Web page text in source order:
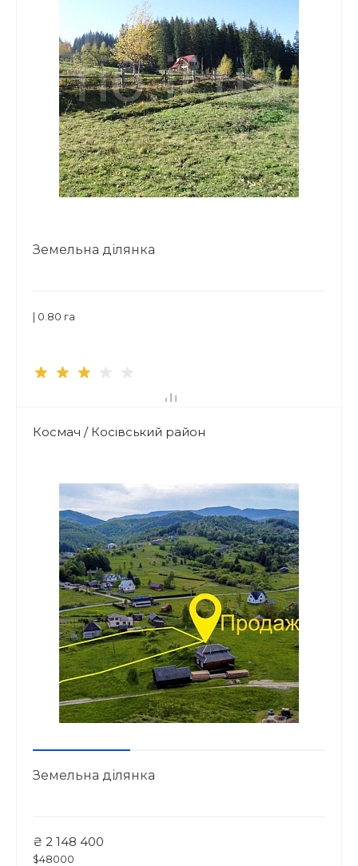
Земельна ділянка
| 0.80 га
Космач / Косівський район
Земельна ділянка
₴ 2 148 400
$48000